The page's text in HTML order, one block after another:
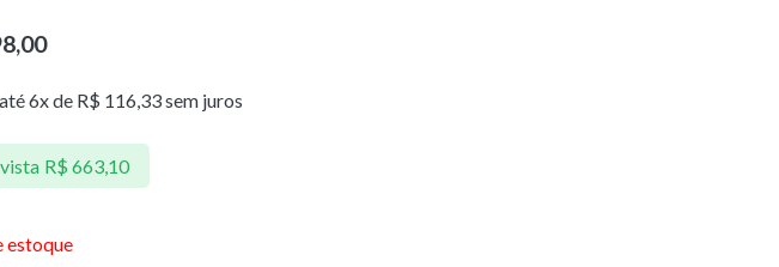
6x de R$ 116,33sem juros
R$ 663,10
estoque